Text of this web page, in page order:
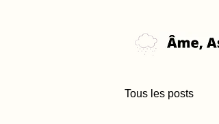
Tous les posts